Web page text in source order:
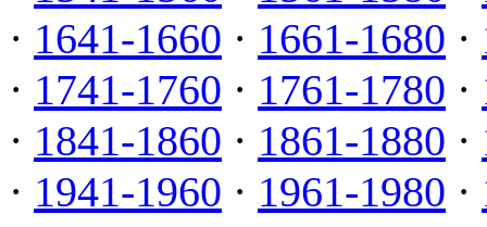
· 1641-1660 · 1661-1680 ·
· 1741-1760 · 1761-1780 ·
· 1841-1860 · 1861-1880 ·
· 1941-1960 · 1961-1980 ·